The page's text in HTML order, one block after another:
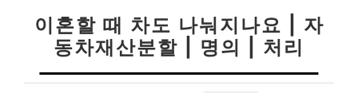
이혼할 때 차도 나눠지나요 | 자
동차재산분할 | 명의 | 처리